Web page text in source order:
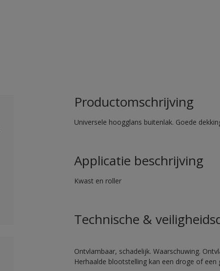
Productomschrijving
Universele hoogglans buitenlak. Goede
Applicatie beschrijving
Kwast en roller
Technische &
Ontvlambaar, schadelijk. Waarschuwing.
Herhaalde blootstelling kan een droge of een